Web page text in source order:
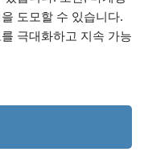
도모할 수 있습니다.
극대화하고 지속 가능